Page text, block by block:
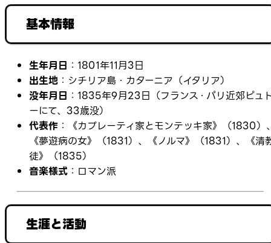
基本情報
生年月日 ：1801年11月3日
出生地 ：シチリア島・カターニア（イタリア）
没年月日 ：1835年9月23日（フランス・パリ近郊ピュ
ーにて、33歳没）
代表作 ：《カプレーティ家とモンテッキ家》（1830）
《夢遊病の女》（1831）、《ノルマ》（1831）、《清
徒》（1835）
音楽様式 ：ロマン派
生涯と活動